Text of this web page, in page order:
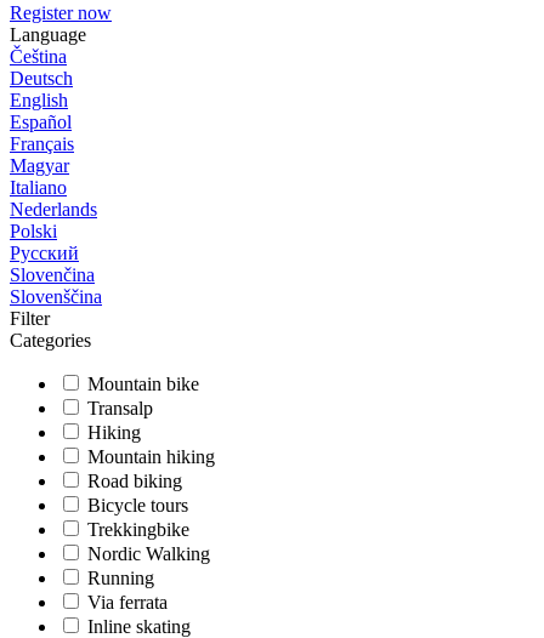
Register now
Language
Čeština
Deutsch
English
Español
Français
Magyar
Italiano
Nederlands
Polski
Русский
Slovenčina
Slovenščina
Filter
Categories
Mountain bike
Transalp
Hiking
Mountain hiking
Road biking
Bicycle tours
Trekkingbike
Nordic Walking
Running
Via ferrata
Inline skating